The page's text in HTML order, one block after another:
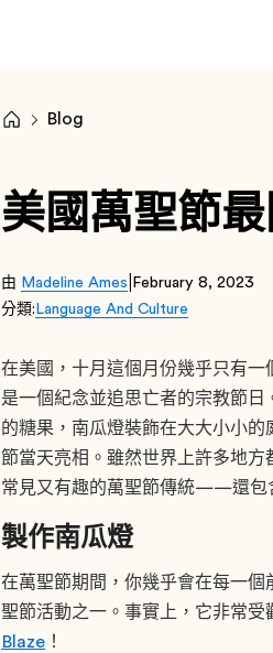
Blog
美國萬聖節
由 Madeline Ames February 8, 2023
分類:Language And Culture
在美國，十月這個月份幾乎只有一
是一個紀念並追思亡者的宗教節
的糖果，南瓜燈裝飾在大大小小
節當天亮相。雖然世界上許多地
常見又有趣的萬聖節傳統——還包
製作南瓜燈
在萬聖節期間，你幾乎會在每一
聖節活動之一。事實上，它非常受
Blaze ！